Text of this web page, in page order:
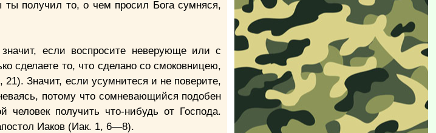
получил то, о чем просил Бога сумняся,
если воспросите неверующе или с
сделаете то, что сделано со смоковницею,
Значит, если усумнитеся и не поверите,
потому что сомневающийся подобен
получить что-нибудь от Господа.
Иаков (Иак. 1, 6—8).